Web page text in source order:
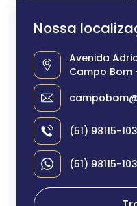
Nossa
Avenida
Campo Bom
(51) 98115-
(51) 98115-